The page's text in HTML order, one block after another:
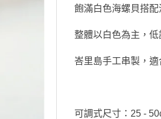
飽滿白色海螺貝搭配
整體以白色為主，低
峇里島手工串製，適
可調式尺寸：25 -